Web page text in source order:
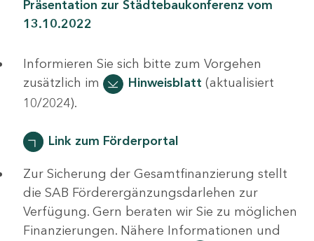
Präsentation zur Städtebaukonferenz vom
13.10.2022
Informieren Sie sich bitte zum Vorgehen
zusätzlich im
Hinweisblatt (aktualisiert
10/2024).
Link zum Förderportal
Zur Sicherung der Gesamtfinanzierung stellt
die SAB Förderergänzungsdarlehen zur
Verfügung. Gern beraten wir Sie zu möglichen
Finanzierungen. Nähere Informationen und